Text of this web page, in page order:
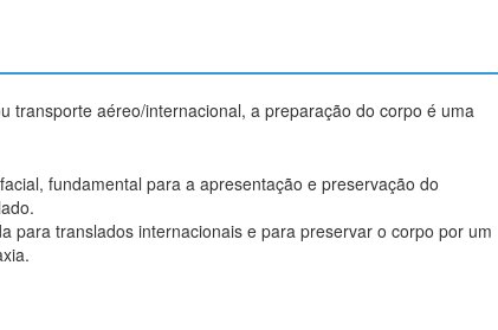
transporte aéreo/internacional, a preparação do corpo é uma
fundamental para a apresentação e preservação do
para translados internacionais e para preservar o corpo por um